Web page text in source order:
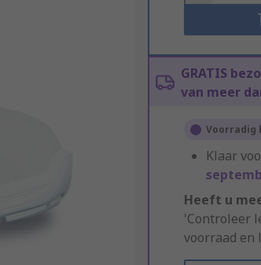
GRATIS
van meer
Voorradig
Klaar
Heeft u
'Controleer
voorraad en